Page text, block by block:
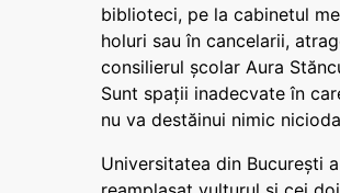
biblioteci, pe la cabinetul
holuri sau în cancelarii,
consilierul școlar Aura
Sunt spații inadecvate în
nu va destăinui nimic
Universitatea din București a